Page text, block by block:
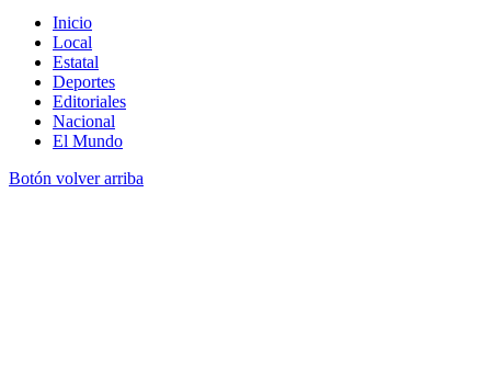
Inicio
Local
Estatal
Deportes
Editoriales
Nacional
El Mundo
Botón volver arriba